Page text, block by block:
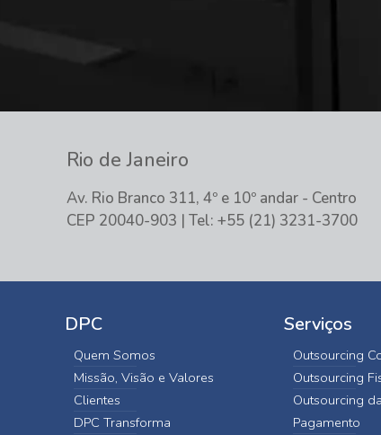
Rio de Janeiro
Av. Rio Branco 311, 4º e 10º andar - Centro
CEP 20040-903 | Tel: +55 (21) 3231-3700
DPC
Quem Somos
Missão, Visão e Valores
Clientes
DPC Transforma
Serviços
Outsourcing
Outsourcing
Outsourcing
Pagamento